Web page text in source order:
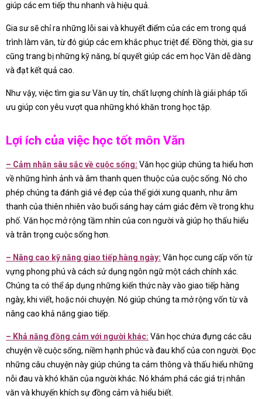
giúp các em tiếp thu nhanh và hiệu quả.
Gia sư sẽ chỉ ra những lỗi sai và khuyết điểm của các em trong quá
trình làm văn, từ đó giúp các em khắc phục triệt để. Đồng thời, gia sư
cũng trang bị những kỹ năng, bí quyết giúp các em học Văn dễ dàng
và đạt kết quả cao.
Như vậy, việc tìm gia sư Văn uy tín, chất lượng chính là giải pháp tối
ưu giúp con yêu vượt qua những khó khăn trong học tập.
Lợi ích của việc học tốt môn Văn
– Cảm nhận sâu sắc về cuộc sống: Văn học giúp chúng ta hiểu hơn
về những hình ảnh và âm thanh quen thuộc của cuộc sống. Nó cho
phép chúng ta đánh giá vẻ đẹp của thế giới xung quanh, như âm
thanh của thiên nhiên vào buổi sáng hay cảm giác đêm về trong khu
phố. Văn học mở rộng tầm nhìn của con người và giúp họ thấu hiểu
và trân trọng cuộc sống hơn.
– Nâng cao kỹ năng giao tiếp hàng ngày: Văn học cung cấp vốn từ
vựng phong phú và cách sử dụng ngôn ngữ một cách chính xác.
Chúng ta có thể áp dụng những kiến thức này vào giao tiếp hàng
ngày, khi viết, hoặc nói chuyện. Nó giúp chúng ta mở rộng vốn từ và
nâng cao khả năng giao tiếp.
– Khả năng đồng cảm với người khác: Văn học chứa đựng các câu
chuyện về cuộc sống, niềm hạnh phúc và đau khổ của con người. Đọc
những câu chuyện này giúp chúng ta cảm thông và thấu hiểu những
nỗi đau và khó khăn của người khác. Nó khám phá các giá trị nhân
văn và khuyến khích sự đồng cảm và hiểu biết.